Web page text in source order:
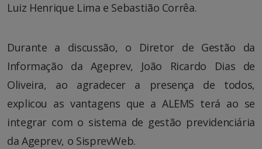
Luiz Henrique Lima e Sebastião Corrêa.
Durante a discussão, o Diretor de Gestão da
Informação da Ageprev, João Ricardo Dias de
Oliveira, ao agradecer a presença de todos,
explicou as vantagens que a ALEMS terá ao se
integrar com o sistema de gestão previdenciária
da Ageprev, o SisprevWeb.